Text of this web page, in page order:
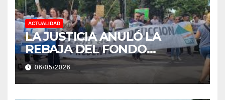
ACTUALIDAD
LA JUSTICIA ANULÓ LA
REBAJA DEL FONDO
ESTÍMULO A EMPLEADOS DE
PRODUCCIÓN DE LA
PROVINCIA DEL CHACO
06/05/2026